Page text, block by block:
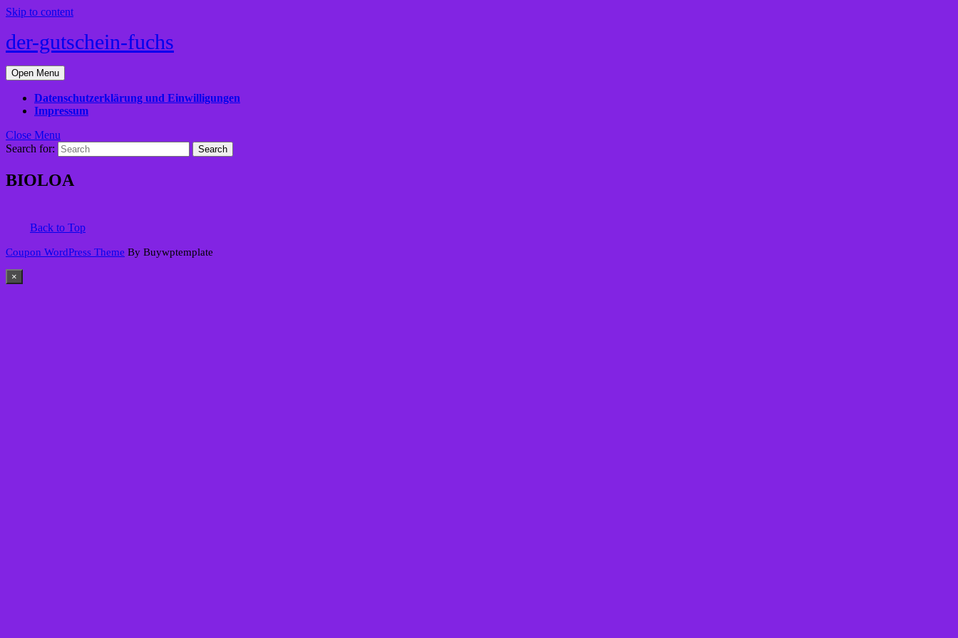
Skip to content
der-gutschein-fuchs
Open Menu
Datenschutzerklärung und Einwilligungen
Impressum
Close Menu
Search for:
BIOLOA
Back to Top
Coupon WordPress Theme By Buywptemplate
×